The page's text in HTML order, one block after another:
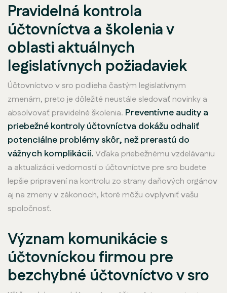
Pravidelná kontrola
účtovníctva a školenia v
oblasti aktuálnych
legislatívnych požiadaviek
Účtovníctvo v sro podlieha častým legislatívnym
zmenám, preto je dôležité neustále sledovať novinky a
absolvovať pravidelné školenia. Preventívne audity a
priebežné kontroly účtovníctva dokážu odhaliť
potenciálne problémy skôr, než prerastú do
vážnych komplikácií. Vďaka priebežnému vzdelávaniu
a aktualizácii vedomostí o účtovníctve pre sro budete
lepšie pripravení na kontrolu zo strany daňových orgánov
aj na zmeny v zákonoch, ktoré môžu ovplyvniť vašu
spoločnosť.
Význam komunikácie s
účtovníckou firmou pre
bezchybné účtovníctvo v sro